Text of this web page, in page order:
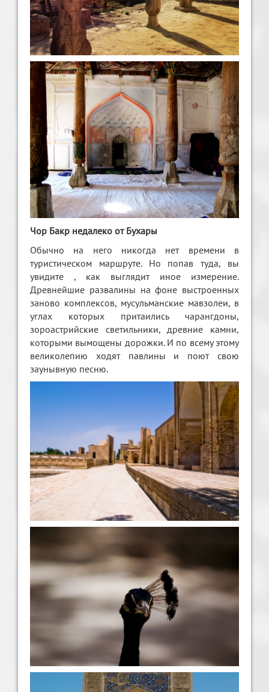
Чор Бакр недалеко от Бухары
Обычно на него никогда нет времени в
туристическом маршруте. Но попав туда, вы
увидите , как выглядит иное измерение.
Древнейшие развалины на фоне выстроенных
заново комплексов, мусульманские мавзолеи, в
углах которых притаились чарангдоны,
зороастрийские светильники, древние камни,
которыми вымощены дорожки. И по всему этому
великолепию ходят павлины и поют свою
заунывную песню.